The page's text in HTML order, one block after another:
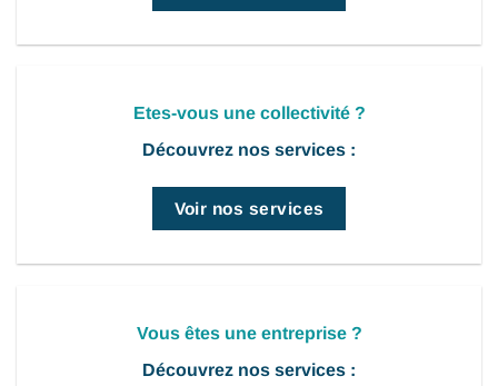
Etes-vous une collectivité ?
Découvrez nos services :
Voir nos services
Vous êtes une entreprise ?
Découvrez nos services :